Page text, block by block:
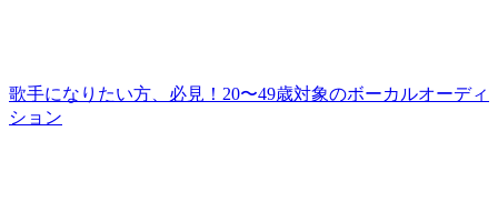
歌手になりたい方、必見！20〜49歳対象のボーカルオーディ
ション